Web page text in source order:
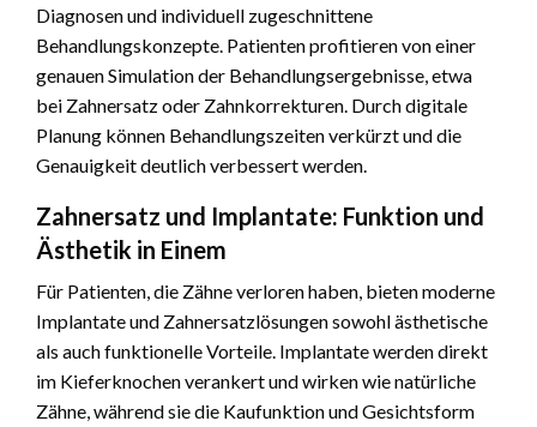
Diagnosen und individuell zugeschnittene
Behandlungskonzepte. Patienten profitieren von einer
genauen Simulation der Behandlungsergebnisse, etwa
bei Zahnersatz oder Zahnkorrekturen. Durch digitale
Planung können Behandlungszeiten verkürzt und die
Genauigkeit deutlich verbessert werden.
Zahnersatz und Implantate: Funktion und
Ästhetik in Einem
Für Patienten, die Zähne verloren haben, bieten moderne
Implantate und Zahnersatzlösungen sowohl ästhetische
als auch funktionelle Vorteile. Implantate werden direkt
im Kieferknochen verankert und wirken wie natürliche
Zähne, während sie die Kaufunktion und Gesichtsform